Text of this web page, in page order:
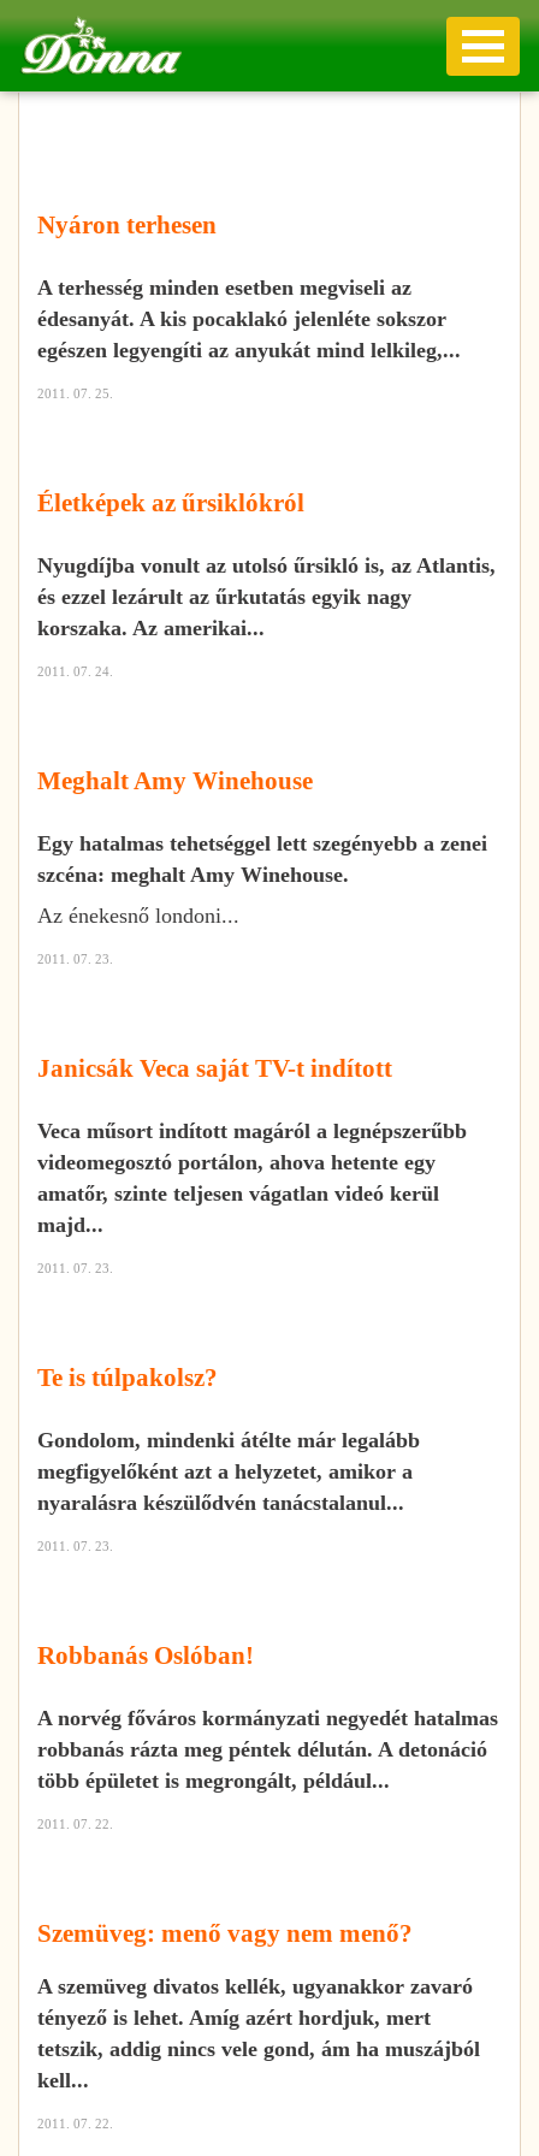
Nyáron terhesen
A terhesség minden esetben megviseli az
édesanyát. A kis pocaklakó jelenléte sokszor
egészen legyengíti az anyukát mind lelkileg,...
2011. 07. 25.
Életképek az űrsiklókról
Nyugdíjba vonult az utolsó űrsikló is, az Atlantis,
és ezzel lezárult az űrkutatás egyik nagy
korszaka. Az amerikai...
2011. 07. 24.
Meghalt Amy Winehouse
Egy hatalmas tehetséggel lett szegényebb a zenei
szcéna: meghalt Amy Winehouse.
Az énekesnő londoni...
2011. 07. 23.
Janicsák Veca saját TV-t indított
Veca műsort indított magáról a legnépszerűbb
videomegosztó portálon, ahova hetente egy
amatőr, szinte teljesen vágatlan videó kerül
majd...
2011. 07. 23.
Te is túlpakolsz?
Gondolom, mindenki átélte már legalább
megfigyelőként azt a helyzetet, amikor a
nyaralásra készülődvén tanácstalanul...
2011. 07. 23.
Robbanás Oslóban!
A norvég főváros kormányzati negyedét hatalmas
robbanás rázta meg péntek délután. A detonáció
több épületet is megrongált, például...
2011. 07. 22.
Szemüveg: menő vagy nem menő?
A szemüveg divatos kellék, ugyanakkor zavaró
tényező is lehet. Amíg azért hordjuk, mert
tetszik, addig nincs vele gond, ám ha muszájból
kell...
2011. 07. 22.